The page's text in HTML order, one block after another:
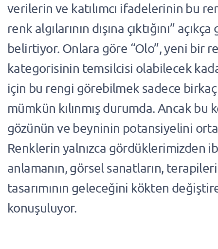
verilerin ve katılımcı ifadelerinin bu
renk algılarının dışına çıktığını”
belirtiyor. Onlara göre “Olo”, yeni bir
kategorisinin temsilcisi olabilecek
için bu rengi görebilmek sadece birkaç
mümkün kılınmış durumda. Ancak bu
gözünün ve beyninin potansiyelini
Renklerin yalnızca gördüklerimizden
anlamanın, görsel sanatların,
tasarımının geleceğini kökten
konuşuluyor.